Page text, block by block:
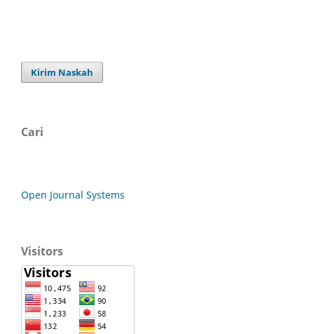
Kirim Naskah
Cari
Open Journal Systems
Visitors